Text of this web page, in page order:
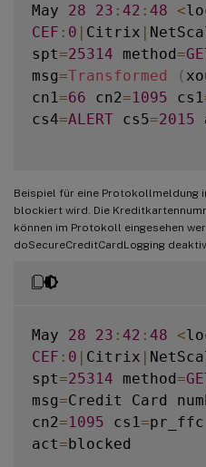
May 28 23 : 42 : 48 <
CEF : 0 | Citrix |
spt=25314 method=
msg=Transformed (
cn1 =66 cn2=1095 cs1
cs4=ALERT cs5=2015
Beispiel für eine Protokollmeldung
blockiert wird. Die
können im Protokoll eingesehen
doSecureCreditCardLogging
May 28 23 : 42 : 48 <
CEF : 0 | Citrix |
spt=25314 method=
msg=Credit Card
cn2=1095 cs1 =pr_ffc
act=blocked